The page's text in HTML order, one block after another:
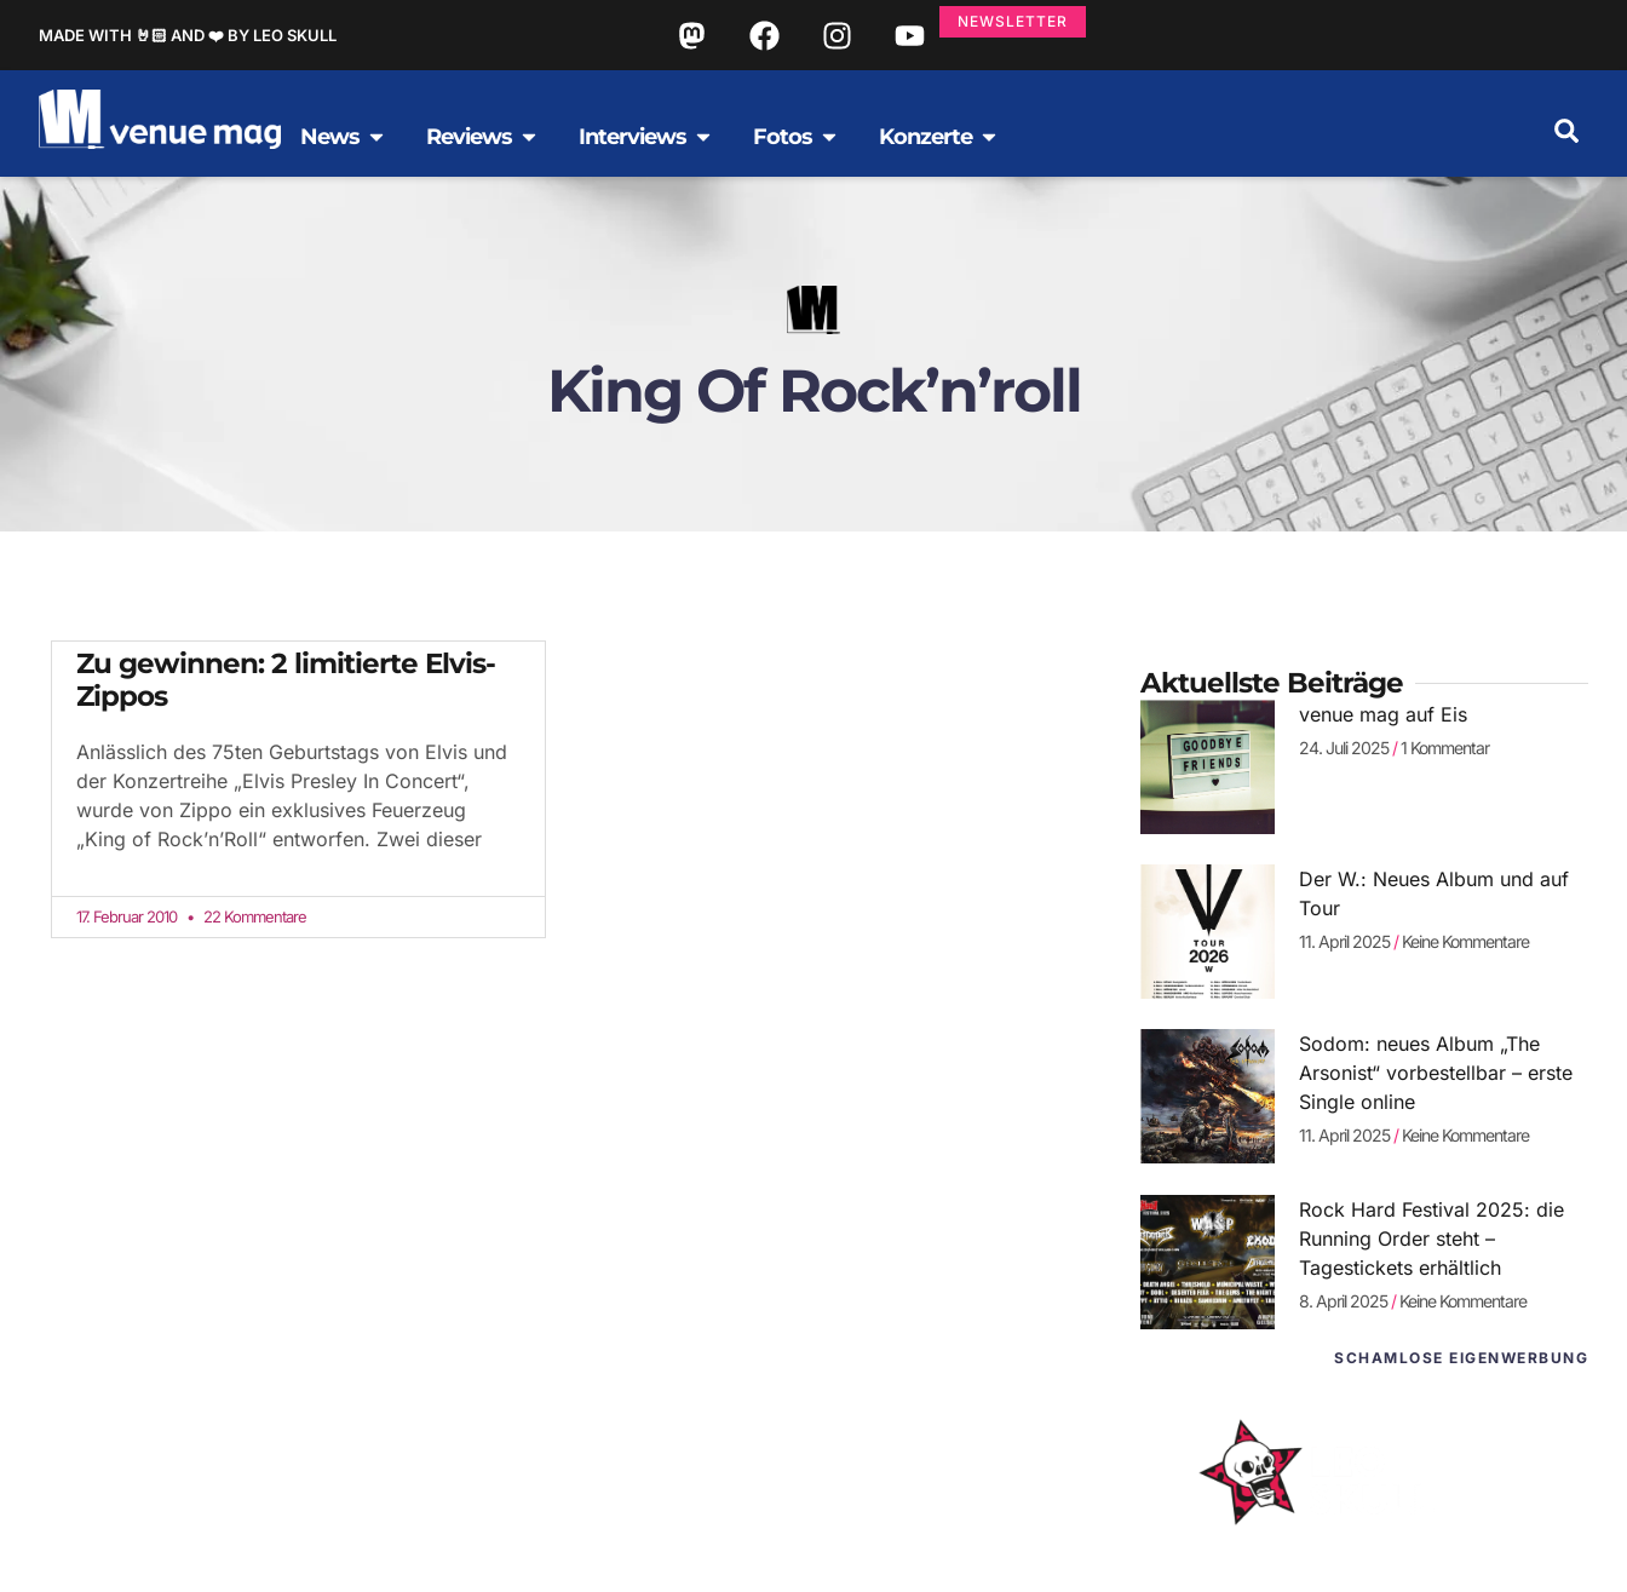
MADE WITH 🤘🏻 AND ❤️ BY LEO SKULL
NEWSLETTER
News Reviews Interviews Fotos Konzerte
King Of Rock’n’roll
Zu gewinnen: 2 limitierte Elvis-
Zippos
Anlässlich des 75ten Geburtstags von Elvis und
der Konzertreihe „Elvis Presley In Concert“,
wurde von Zippo ein exklusives Feuerzeug
„King of Rock’n’Roll“ entworfen. Zwei dieser
17. Februar 2010 22 Kommentare
Aktuellste Beiträge
venue mag auf Eis
24. Juli 2025 1 Kommentar
Der W.: Neues Album und auf
Tour
11. April 2025 Keine Kommentare
Sodom: neues Album „The
Arsonist“ vorbestellbar – erste
Single online
11. April 2025 Keine Kommentare
Rock Hard Festival 2025: die
Running Order steht –
Tagestickets erhältlich
8. April 2025 Keine Kommentare
SCHAMLOSE EIGENWERBUNG